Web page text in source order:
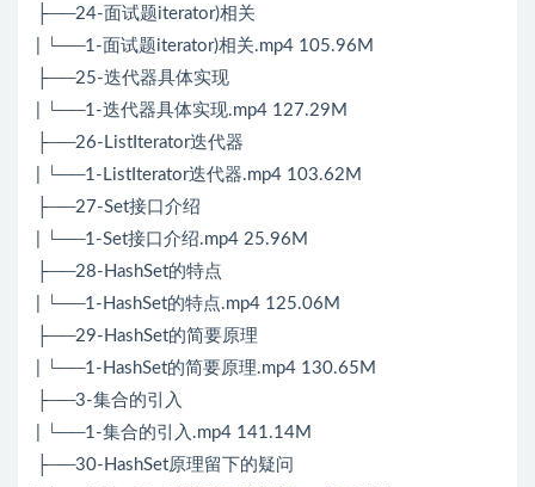
├──24-面试题iterator)相关
| └──1-面试题iterator)相关.mp4 105.96M
├──25-迭代器具体实现
| └──1-迭代器具体实现.mp4 127.29M
├──26-ListIterator迭代器
| └──1-ListIterator迭代器.mp4 103.62M
├──27-Set接口介绍
| └──1-Set接口介绍.mp4 25.96M
├──28-HashSet的特点
| └──1-HashSet的特点.mp4 125.06M
├──29-HashSet的简要原理
| └──1-HashSet的简要原理.mp4 130.65M
├──3-集合的引入
| └──1-集合的引入.mp4 141.14M
├──30-HashSet原理留下的疑问